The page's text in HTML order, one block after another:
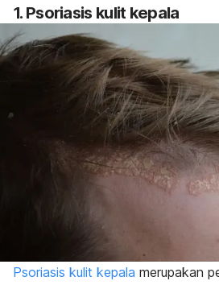
1. Psoriasis kulit kepala
Psoriasis kulit kepala merupakan